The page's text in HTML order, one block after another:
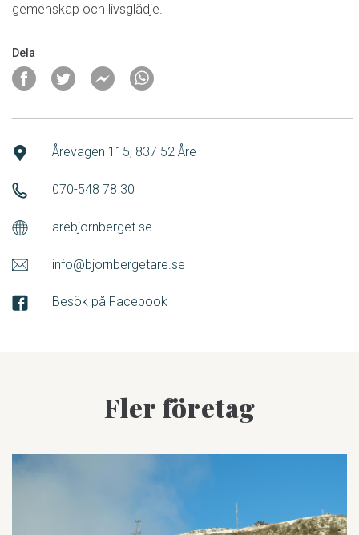
gemenskap och livsglädje.
Dela
Årevägen 115, 837 52 Åre
070-548 78 30
arebjornberget.se
info@bjornbergetare.se
Besök på Facebook
Fler företag